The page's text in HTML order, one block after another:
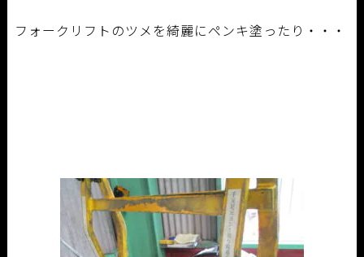
フォークリフトのツメを綺麗にペンキ塗ったり・・・